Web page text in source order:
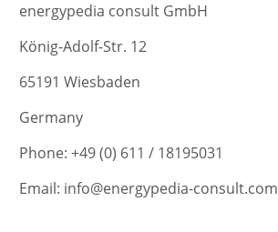
energypedia consult GmbH
König-Adolf-Str. 12
65191 Wiesbaden
Germany
Phone: +49 (0) 611 / 18195031
Email: info@energypedia-consult.com